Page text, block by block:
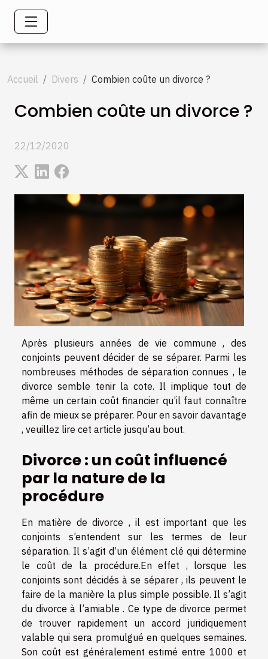
Accueil Divers Combien coûte un divorce ?
Combien coûte un divorce ?
22/12/2020
Après plusieurs années de vie commune , des
conjoints peuvent décider de se séparer. Parmi les
nombreuses méthodes de séparation connues , le
divorce semble tenir la cote. Il implique tout de
même un certain coût financier qu’il faut connaître
afin de mieux se préparer. Pour en savoir davantage
, veuillez lire cet article jusqu’au bout.
Divorce : un coût influencé
par la nature de la
procédure
En matière de divorce , il est important que les
conjoints s’entendent sur les termes de leur
séparation. Il s’agit d’un élément clé qui détermine
le coût de la procédure.En effet , lorsque les
conjoints sont décidés à se séparer , ils peuvent le
faire de la manière la plus simple possible. Il s’agit
du divorce à l’amiable . Ce type de divorce permet
de trouver rapidement un accord juridiquement
valable qui sera promulgué en quelques semaines.
Son coût est généralement estimé entre 1000 et